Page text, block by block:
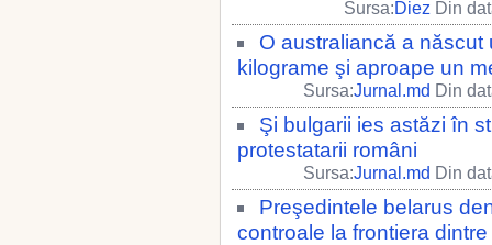
Sursa:Diez Din
O australiancă a
kilograme şi aproape un
Sursa:Jurnal.md Din
Şi bulgarii ies astăzi în
protestatarii români
Sursa:Jurnal.md Din
Preşedintele belarus
controale la frontiera